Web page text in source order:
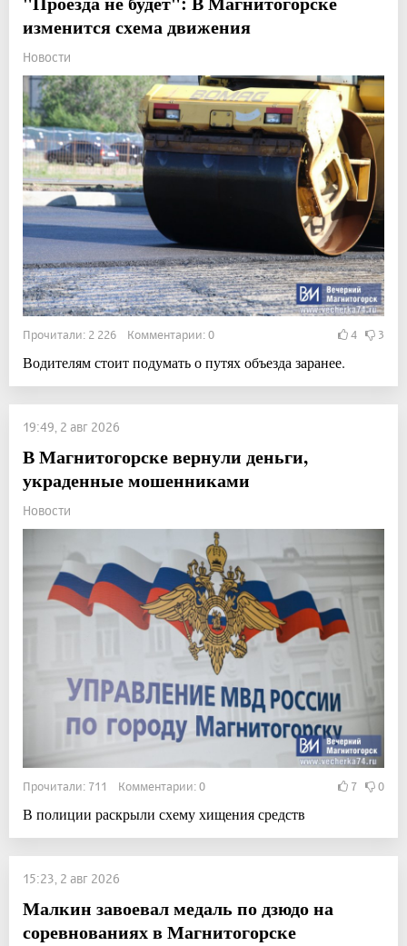
изменится схема движения
Новости
Прочитали: 2 226 Комментарии: 0 4 3
Водителям стоит подумать о путях объезда заранее.
19:49, 2 авг 2026
В Магнитогорске вернули деньги,
украденные мошенниками
Новости
Прочитали: 711 Комментарии: 0 7 0
В полиции раскрыли схему хищения средств
15:23, 2 авг 2026
Малкин завоевал медаль по дзюдо на
соревнованиях в Магнитогорске